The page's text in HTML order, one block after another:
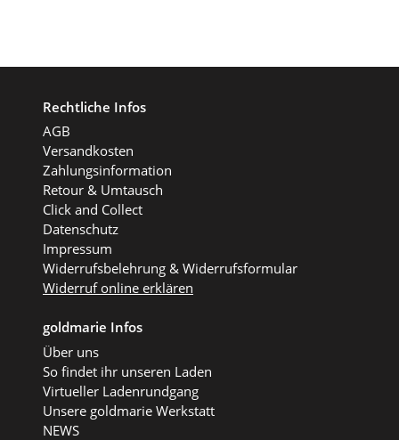
Rechtliche Infos
AGB
Versandkosten
Zahlungsinformation
Retour & Umtausch
Click and Collect
Datenschutz
Impressum
Widerrufsbelehrung & Widerrufsformular
Widerruf online erklären
goldmarie Infos
Über uns
So findet ihr unseren Laden
Virtueller Ladenrundgang
Unsere goldmarie Werkstatt
NEWS